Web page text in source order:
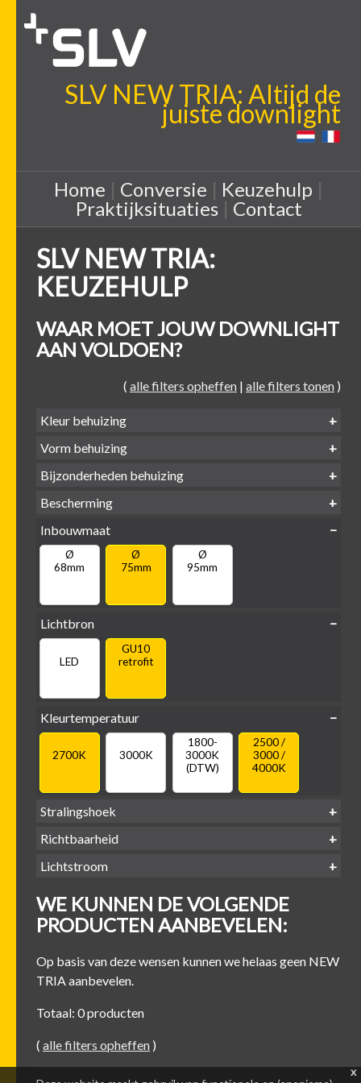
SLV NEW TRIA: Altijd de
juiste downlight
Home | Conversie | Keuzehulp |
Praktijksituaties| Contact
SLV NEW TRIA:
KEUZEHULP
WAAR MOET JOUW DOWNLIGHT
AAN VOLDOEN?
( alle filters opheffen | alle filters tonen )
Kleur behuizing
Zwart Wit
Vorm behuizing
Vierkant
Bijzonderheden behuizing
Bescherming
IP65 water-
Inbouwmaat
Ø
68mm
Ø
75mm
Ø
95mm
Lichtbron
LED
GU10
retrofit
Kleurtemperatuur
2700K 3000K
1800-
3000K
(DTW)
2500 /
3000 /
4000K
Stralingshoek
Richtbaarheid
Lichtstroom
500 lm
-
600 lm
-
700 lm
800 lm
WE KUNNEN DE VOLGENDE
PRODUCTEN AANBEVELEN:
Op basis van deze wensen kunnen we helaas geen NEW
TRIA aanbevelen.
Totaal: 0 producten
( alle filters opheffen )
x